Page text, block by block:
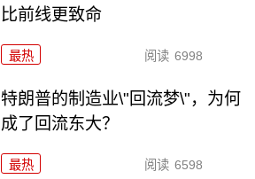
比前线更致命
最热 阅读 6998
特朗普的制造业\"回流梦\"，为何
成了回流东大？
最热 阅读 6598